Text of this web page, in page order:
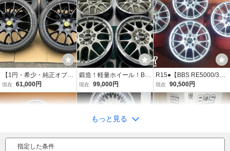
注目度 No.1
【1円・希少・純正オプション】Ferrari チャレンジ ホイール 20インチ 458 488 F12 812 612 599 カリフォルニア FF 4本セット BBS 20in
現在 61,000円
注目度 No.2
鍛造！軽量ホイール！BBS RG-R RG715 17インチ 7.5J +45 PCD114.3-5H シャンパンゴールド！ヴェゼル スイフトスポーツ プリウスα シビック
現在 99,000円
注目度 No.3
R15●【BBS RE5000/30.50プリウス/カローラ等】中古ホイール /PCD100/6J ★4本(H-10483A)送料無料/沖縄別途
現在 90,500円
もっと見る
指定した条件